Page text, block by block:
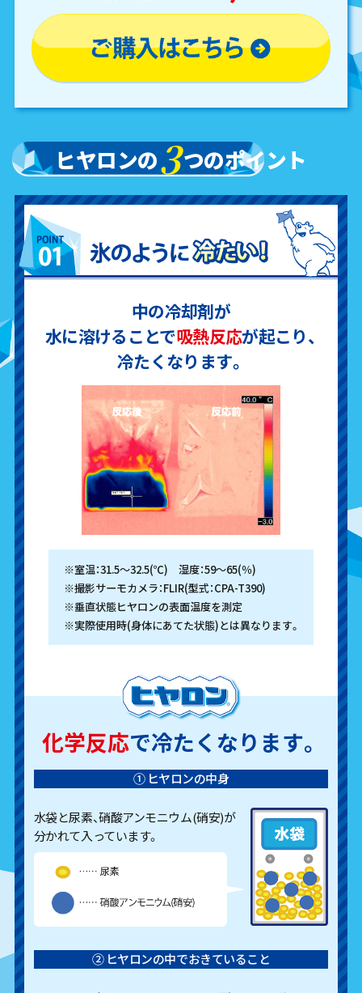
ヒヤロンの3つのポイント
中の冷却剤が
水に溶けることで吸熱反応が起こり、
冷たくなります。
※室温：31.5～32.5(℃) 湿度：59～65(％)
※撮影サーモカメラ：FLIR(型式：CPA-T390)
※垂直状態ヒヤロンの表面温度を測定
※実際使用時(身体にあてた状態)とは異なります。
化学反応で冷たくなります。
① ヒヤロンの中身
水袋と尿素、硝酸アンモニウム(硝安)が
分かれて入っています。
② ヒヤロンの中でおきていること